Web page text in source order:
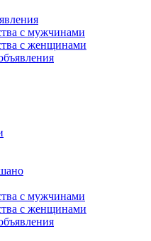
с мужчинами
с женщинами
с мужчинами
с женщинами